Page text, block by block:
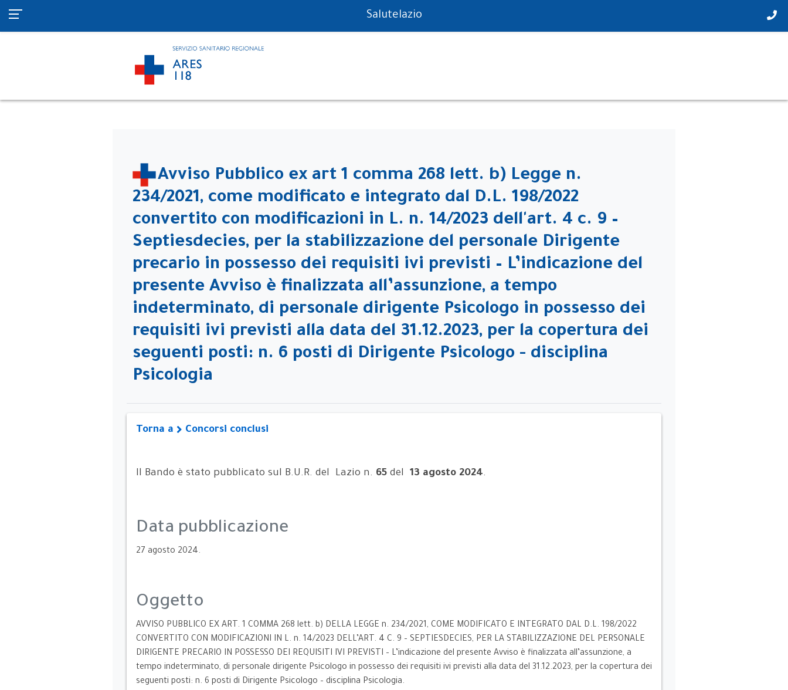
PS in tempo reale
Salutelazio
Avviso Pubblico ex art 1 comma 268 lett. b) Legge n.
234/2021, come modificato e integrato dal D.L. 198/2022
convertito con modificazioni in L. n. 14/2023 dell'art. 4 c. 9 –
Septiesdecies, per la stabilizzazione del personale Dirigente
precario in possesso dei requisiti ivi previsti – L’indicazione del
presente Avviso è finalizzata all’assunzione, a tempo
indeterminato, di personale dirigente Psicologo in possesso dei
requisiti ivi previsti alla data del 31.12.2023, per la copertura dei
seguenti posti: n. 6 posti di Dirigente Psicologo - disciplina
Psicologia
Torna a Concorsi conclusi
Il Bando è stato pubblicato sul B.U.R. del Lazio n. 65 del 13 agosto 2024.
Data pubblicazione
27 agosto 2024.
Oggetto
AVVISO PUBBLICO EX ART. 1 COMMA 268 lett. b) DELLA LEGGE n. 234/2021, COME MODIFICATO E INTEGRATO DAL D.L. 198/2022
CONVERTITO CON MODIFICAZIONI IN L. n. 14/2023 DELL’ART. 4 C. 9 – SEPTIESDECIES, PER LA STABILIZZAZIONE DEL PERSONALE
DIRIGENTE PRECARIO IN POSSESSO DEI REQUISITI IVI PREVISTI – L’indicazione del presente Avviso è finalizzata all’assunzione, a
tempo indeterminato, di personale dirigente Psicologo in possesso dei requisiti ivi previsti alla data del 31.12.2023, per la copertura dei
seguenti posti: n. 6 posti di Dirigente Psicologo – disciplina Psicologia.